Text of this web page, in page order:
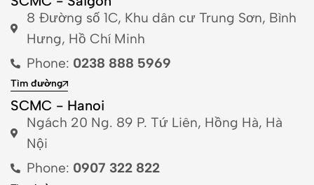
8 Đường số 1C, Khu dân cư Trung Sơn, Bình
Hưng, Hồ Chí Minh
Phone: 0238 888 5969
Tìm đường
SCMC - Hanoi
Ngách 20 Ng. 89 P. Tứ Liên, Hồng Hà, Hà
Nội
Phone: 0907 322 822